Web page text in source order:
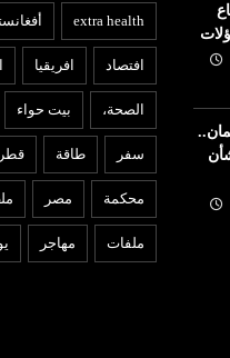
extra health
افتصاد افريقيا
الصحة، بيت حواء
سفر طاقة قطر
محكمة مصر
ملفات مهاجر
أغسطس
عربي ودولي
شمس اليوم
غياب كاتس
«الكابينت»